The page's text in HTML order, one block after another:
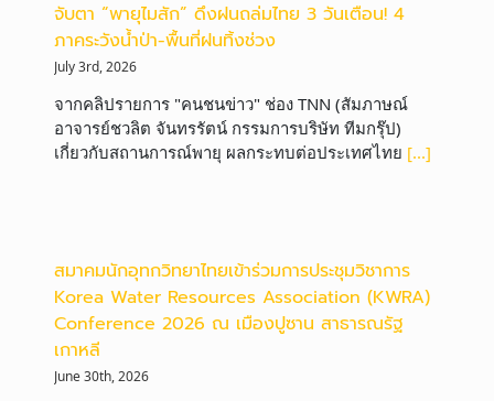
จับตา “พายุไมสัก” ดึงฝนถล่มไทย 3 วันเตือน! 4
ภาคระวังน้ำป่า-พื้นที่ฝนทิ้งช่วง
July 3rd, 2026
จากคลิปรายการ "คนชนข่าว" ช่อง TNN (สัมภาษณ์
อาจารย์ชวลิต จันทรรัตน์ กรรมการบริษัท ทีมกรุ๊ป)
เกี่ยวกับสถานการณ์พายุ ผลกระทบต่อประเทศไทย [...]
สมาคมนักอุทกวิทยาไทยเข้าร่วมการประชุมวิชาการ
Korea Water Resources Association (KWRA)
Conference 2026 ณ เมืองปูซาน สาธารณรัฐ
เกาหลี
June 30th, 2026